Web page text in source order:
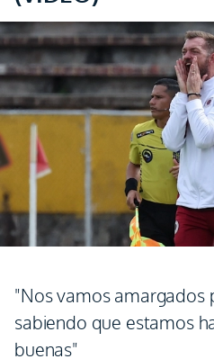
"Nos vamos amargados
sabiendo que estamos
buenas"